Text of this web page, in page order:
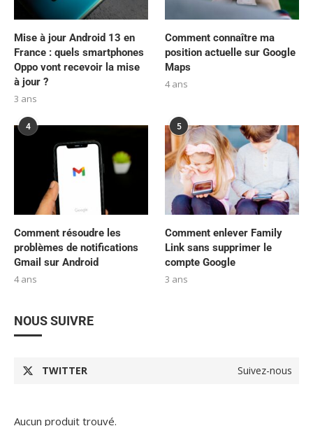
Mise à jour Android 13 en
France : quels smartphones
Oppo vont recevoir la mise
à jour ?
3 ans
Comment connaître ma
position actuelle sur Google
Maps
4 ans
4
Comment résoudre les
problèmes de notifications
Gmail sur Android
4 ans
5
Comment enlever Family
Link sans supprimer le
compte Google
3 ans
NOUS SUIVRE
TWITTER Suivez-nous
Aucun produit trouvé.